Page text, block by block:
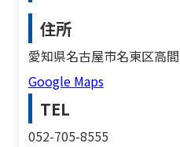
住所
愛知県名古屋市名東区高
Google Maps
TEL
052-705-8555